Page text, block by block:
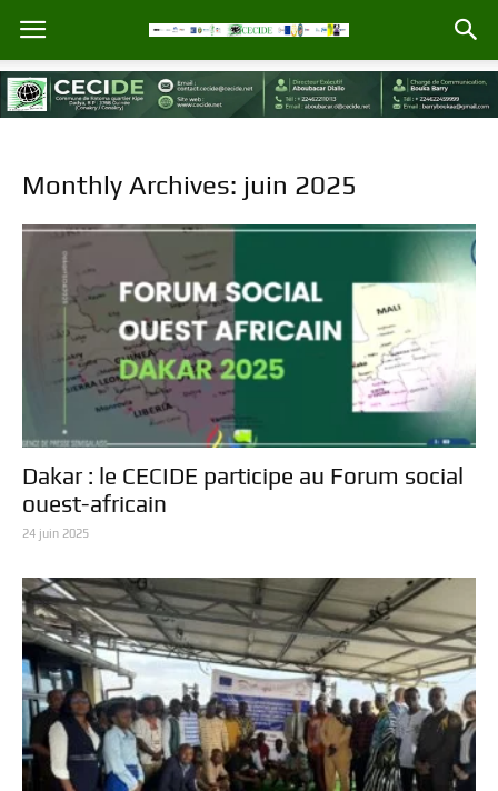
Monthly Archives: juin 2025
Dakar : le CECIDE participe au Forum social
ouest-africain
24 juin 2025